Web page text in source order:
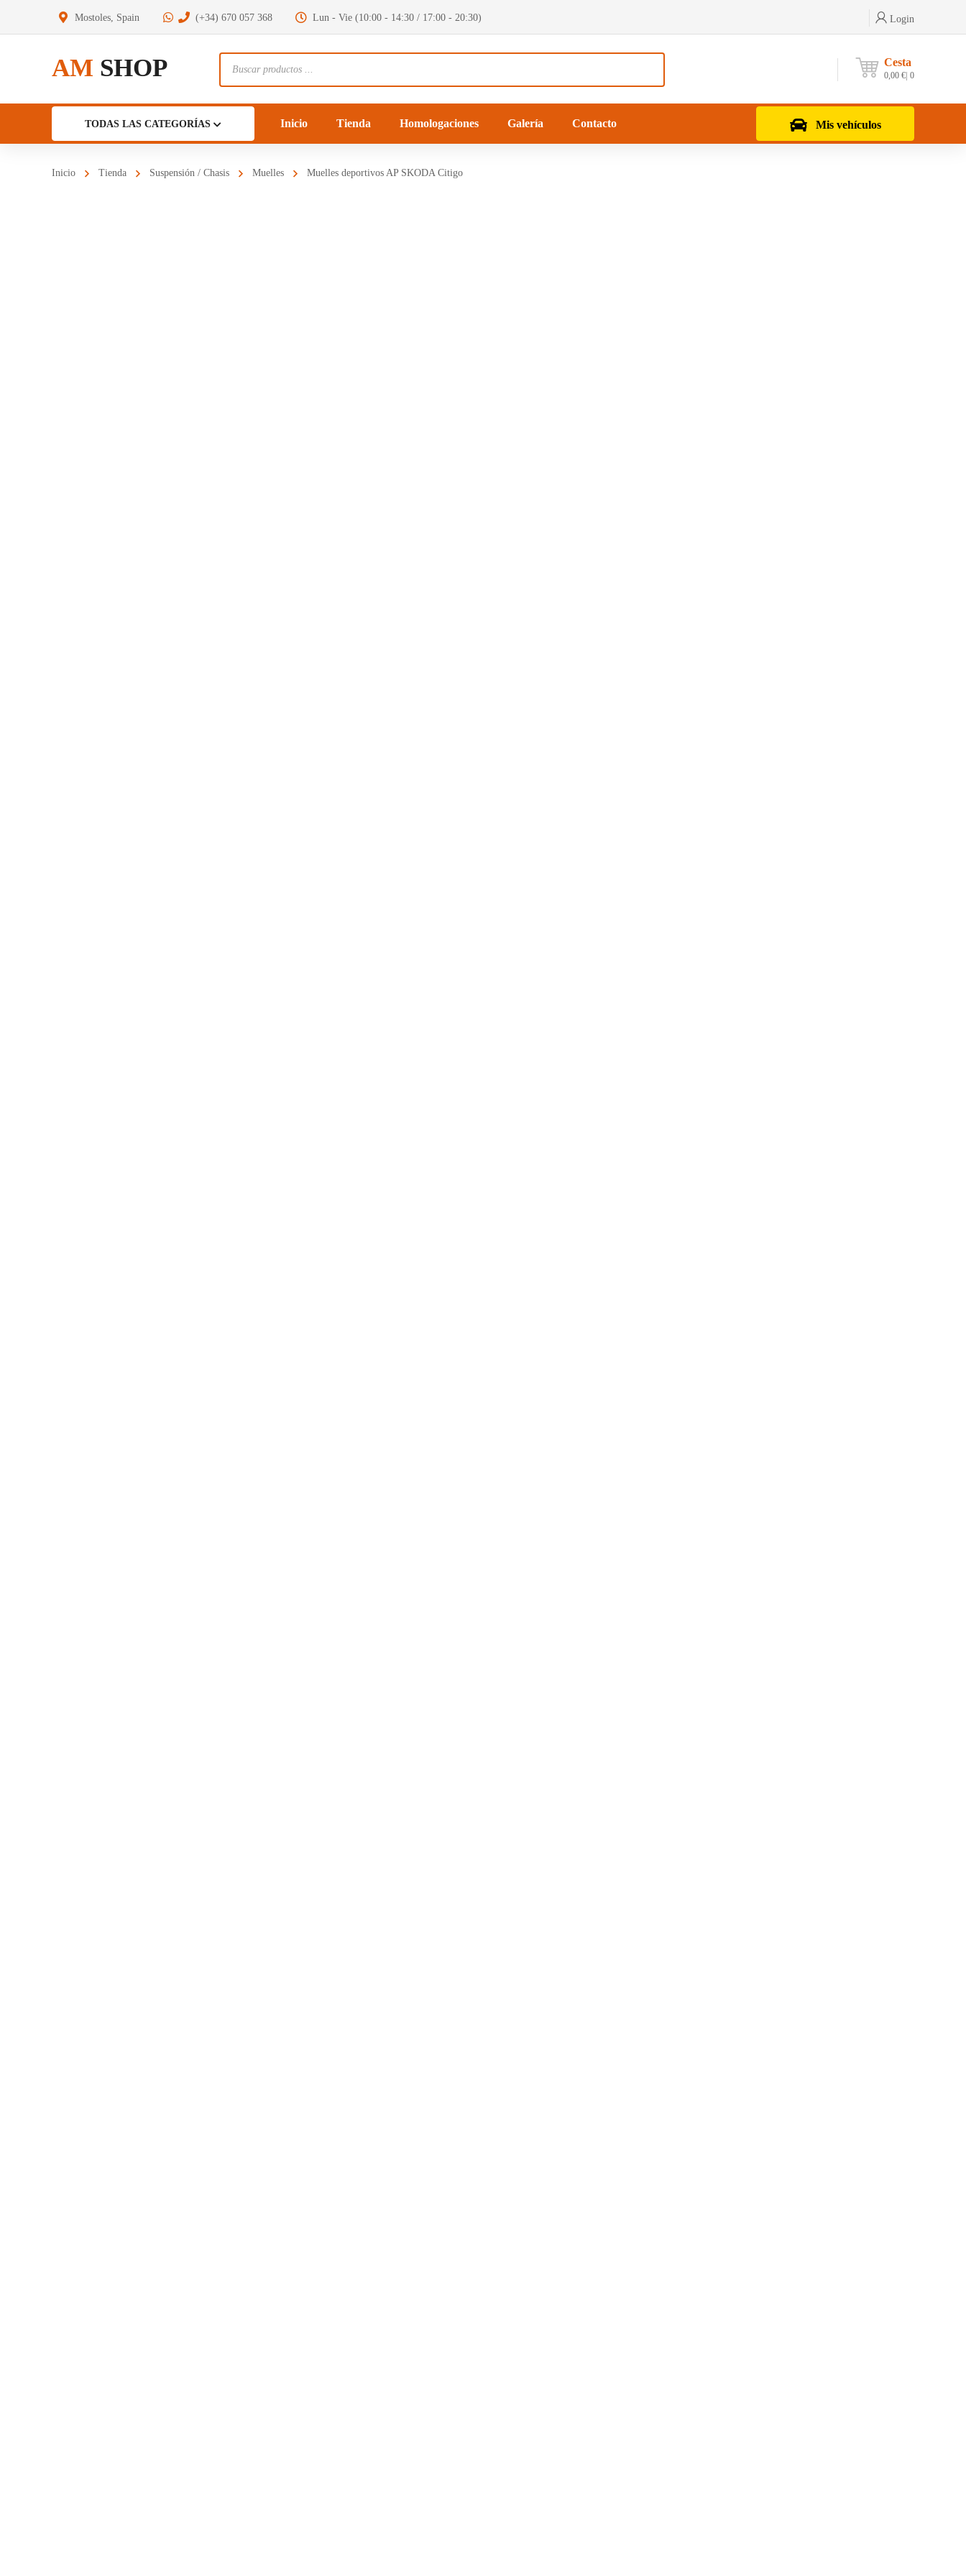
Mostoles, Spain (+34) 670 057 368 Lun - Vie (10:00 - 14:30 / 17:00 - 20:30) Login
AM SHOP Cesta
0,00 € 0
de
productos
Mis vehículos
TODAS LAS CATEGORÍAS Inicio Tienda Homologaciones Galería Contacto
Inicio Tienda Suspensión / Chasis Muelles Muelles deportivos AP SKODA Citigo